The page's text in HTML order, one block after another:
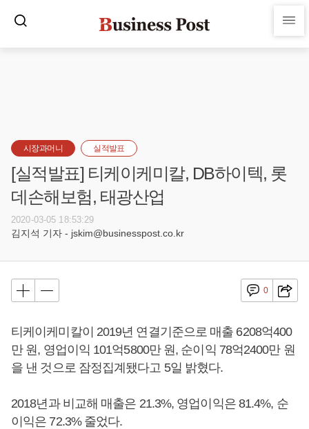
시장과머니 실적발표
[실적발표] 티케이케미칼, DB하이텍, 롯
데손해보험, 태광산업
2020-03-05 18:53:29
김지석 기자 - jskim@businesspost.co.kr
0
티케이케미칼이 2019년 연결기준으로 매출 6208억400
만 원, 영업이익 101억5800만 원, 순이익 78억2400만 원
을 낸 것으로 잠정집계됐다고 5일 밝혔다.
2018년과 비교해 매출은 21.3%, 영업이익은 81.4%, 순
이익은 72.3% 줄었다.